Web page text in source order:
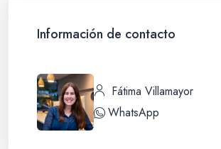
Información de contacto
Fátima Villamayor
WhatsApp